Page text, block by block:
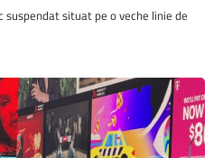
suspendat situat pe o veche linie de